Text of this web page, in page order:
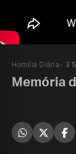
Homilia Diária 3
Memória